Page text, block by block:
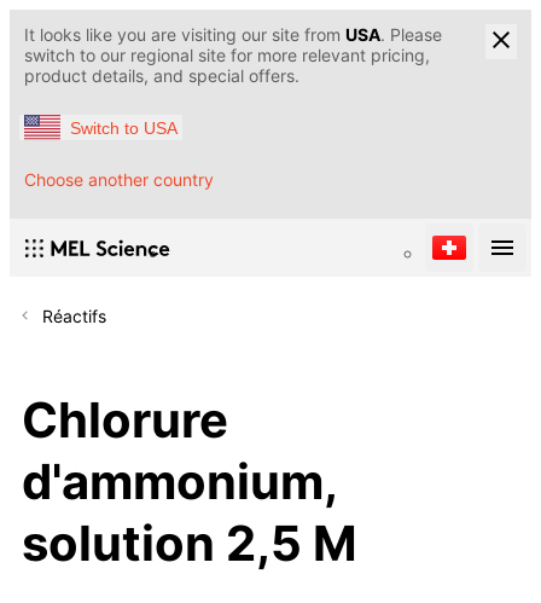
It looks like you are visiting our site from USA. Please
switch to our regional site for more relevant pricing,
product details, and special offers.
Switch to USA
Choose another country
Réactifs
Chlorure
d'ammonium,
solution 2,5 M